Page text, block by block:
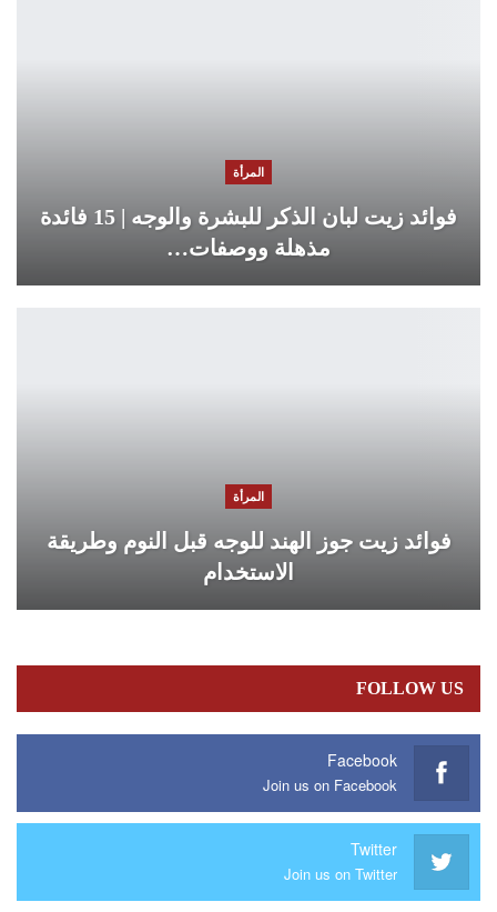
المرأة
فوائد زيت لبان الذكر للبشرة والوجه | 15 فائدة
مذهلة ووصفات…
المرأة
فوائد زيت جوز الهند للوجه قبل النوم وطريقة
الاستخدام
FOLLOW US
Facebook
Join us on Facebook
Twitter
Join us on Twitter